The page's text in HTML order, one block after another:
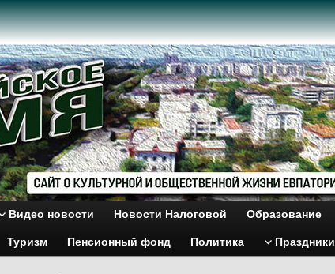
Видео новости Новости Налоговой Образование
Туризм Пенсионный фонд Политика Праздники